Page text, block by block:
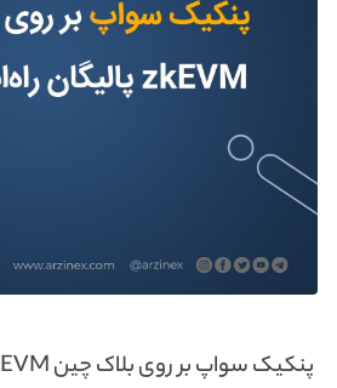
پنکیک سواپ بر روی بلاک چین zkEVM پالیگان راه‌اندازی...